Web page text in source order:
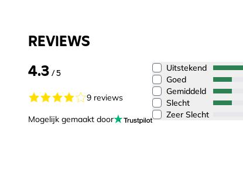
REVIEWS
4.3/ 5
9 reviews
Mogelijk gemaakt door
Uitstekend
Goed
Gemiddeld
Slecht
Zeer Slecht